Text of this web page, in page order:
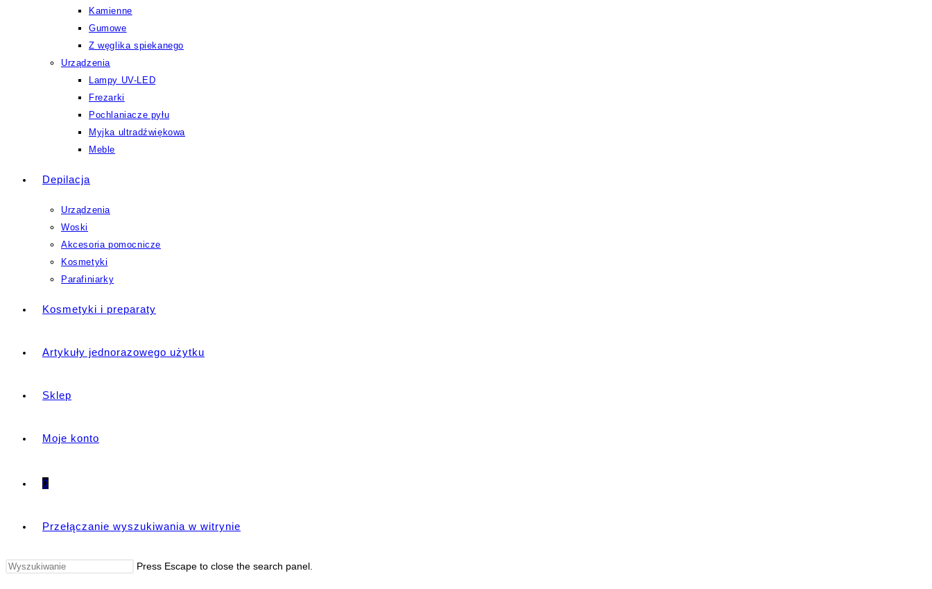
Kamienne
Gumowe
Z węglika spiekanego
Urządzenia
Lampy UV-LED
Frezarki
Pochlaniacze pyłu
Myjka ultradźwiękowa
Meble
Depilacja
Urządzenia
Woski
Akcesoria pomocnicze
Kosmetyki
Parafiniarky
Kosmetyki i preparaty
Artykuły jednorazowego użytku
Sklep
Moje konto
0
Przełączanie wyszukiwania w witrynie
Press Escape to close the search panel.